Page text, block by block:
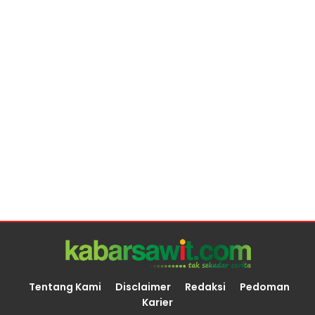
Tentang Kami Disclaimer Redaksi
Pedoman
Karier